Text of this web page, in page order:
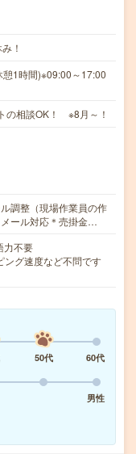
！
1時間)※09:00～17:00
の相談OK！ ※8月～！
調整（現場作業員の作
ール対応＊売掛金…
力不要
ング速度など不問です
50代
60代
男性